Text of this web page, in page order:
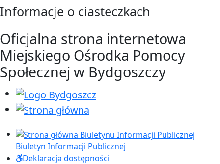
Przejdź do treści
Przejdź do menu
Informacje o ciasteczkach
Oficjalna strona internetowa
Miejskiego Ośrodka Pomocy
Społecznej w Bydgoszczy
Biuletyn Informacji Publicznej
Deklaracja dostępności